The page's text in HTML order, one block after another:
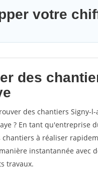
votre
des
des chantiers Signy-
? En tant qu'entreprise
chantiers à réaliser
instantannée avec
travaux.